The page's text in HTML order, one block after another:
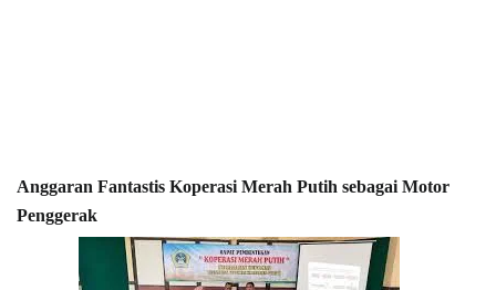
Anggaran Fantastis Koperasi Merah Putih sebagai Motor
Penggerak